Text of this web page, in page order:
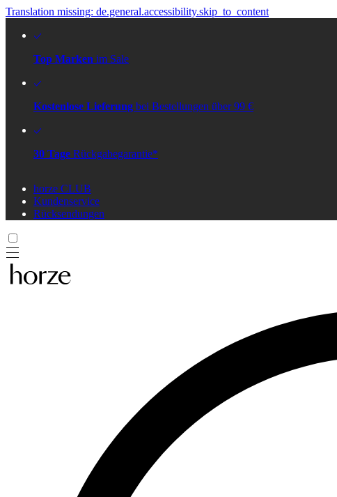
Translation missing: de.general.accessibility.skip_to_content
Top Marken im Sale
Kostenlose Lieferung bei Bestellungen über 99 €
30 Tage Rückgabegarantie*
horze CLUB
Kundenservice
Rücksendungen